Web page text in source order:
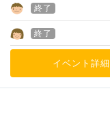
終了
終了
イベント詳